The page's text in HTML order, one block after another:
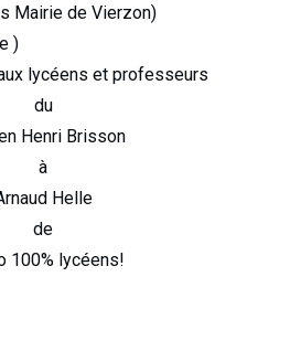
Mairie de Vierzon)
)
lycéens et professeurs
du
Henri Brisson
à
Helle
de
100% lycéens!